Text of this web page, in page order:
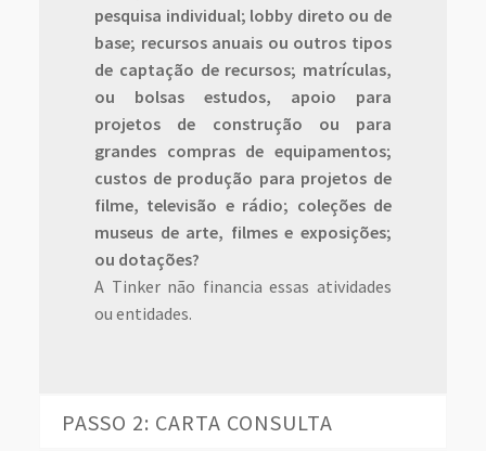
pesquisa individual; lobby direto ou de
base; recursos anuais ou outros tipos
de captação de recursos; matrículas,
ou bolsas estudos, apoio para
projetos de construção ou para
grandes compras de equipamentos;
custos de produção para projetos de
filme, televisão e rádio; coleções de
museus de arte, filmes e exposições;
ou dotações?
A Tinker não financia essas atividades
ou entidades.
PASSO 2: CARTA CONSULTA